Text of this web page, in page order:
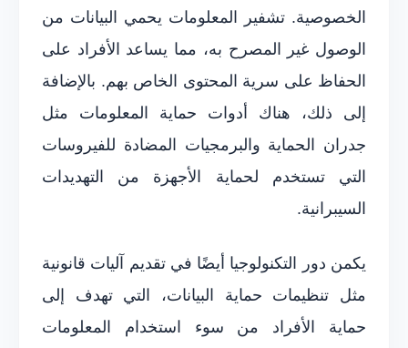
الخصوصية. تشفير المعلومات يحمي البيانات من
الوصول غير المصرح به، مما يساعد الأفراد على
الحفاظ على سرية المحتوى الخاص بهم. بالإضافة
إلى ذلك، هناك أدوات حماية المعلومات مثل
جدران الحماية والبرمجيات المضادة للفيروسات
التي تستخدم لحماية الأجهزة من التهديدات
السيبرانية.
يكمن دور التكنولوجيا أيضًا في تقديم آليات قانونية
مثل تنظيمات حماية البيانات، التي تهدف إلى
حماية الأفراد من سوء استخدام المعلومات